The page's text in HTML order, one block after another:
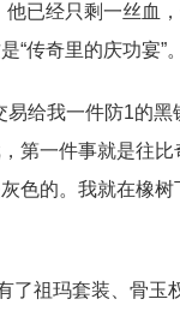
已经只剩一丝血，
传奇里的庆功宴”。
给我一件防1的黑
第一件事就是往
色的。我就在橡
了祖玛套装、骨玉